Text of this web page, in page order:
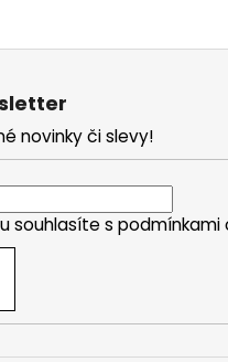
novinky či slevy!
souhlasíte s podmínkami